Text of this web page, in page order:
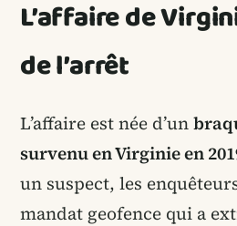
L’affaire de
de l’arrêt
L’affaire est née d’un
survenu en Virginie en
un suspect, les
mandat geofence qui a